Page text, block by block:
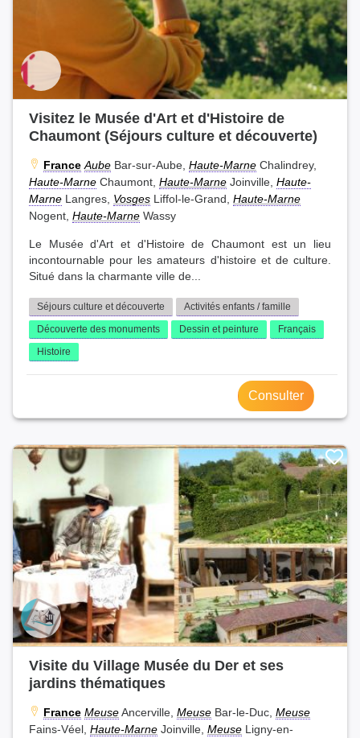
Visitez le Musée d'Art et d'Histoire de
Chaumont (Séjours culture et découverte)
France Aube Bar-sur-Aube, Haute-Marne Chalindrey,
Haute-Marne Chaumont, Haute-Marne Joinville, Haute-
Marne Langres, Vosges Liffol-le-Grand, Haute-Marne
Nogent, Haute-Marne Wassy
Le Musée d'Art et d'Histoire de Chaumont est un lieu
incontournable pour les amateurs d'histoire et de culture.
Situé dans la charmante ville de...
Séjours culture et découverte
Activités enfants / famille
Découverte des monuments
Dessin et peinture
Français
Histoire
Consulter
Visite du Village Musée du Der et ses
jardins thématiques
France MeuseAncerville, Meuse Bar-le-Duc, Meuse
Fains-Véel, Haute-Marne Joinville, Meuse Ligny-en-